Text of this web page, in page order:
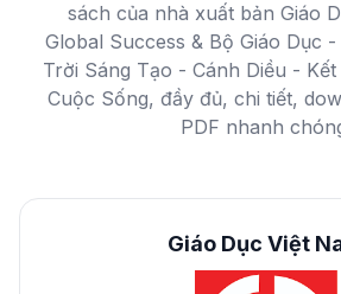
sách của nhà xuất bản Giáo
Global Success & Bộ Giáo Dục
Trời Sáng Tạo - Cánh Diều -
Cuộc Sống, đầy đủ, chi tiết,
PDF nhanh
Giáo Dục Việt